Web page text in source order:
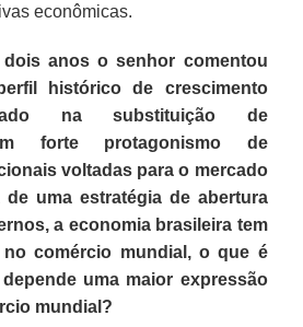
econômicas.
dois anos o senhor comentou
histórico de crescimento
na substituição de
forte protagonismo de
voltadas para o mercado
uma estratégia de abertura
a economia brasileira tem
comércio mundial, o que é
uma maior expressão
mundial?